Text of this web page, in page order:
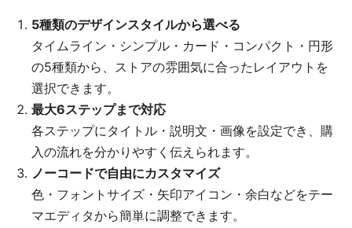
5種類のデザインスタイルから選べる
タイムライン・シンプル・カード・コンパクト・円形
の5種類から、ストアの雰囲気に合ったレイアウトを
選択できます。
最大6ステップまで対応
各ステップにタイトル・説明文・画像を設定でき、購
入の流れを分かりやすく伝えられます。
ノーコードで自由にカスタマイズ
色・フォントサイズ・矢印アイコン・余白などをテー
マエディタから簡単に調整できます。